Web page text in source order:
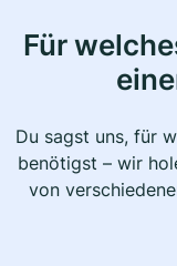
Für
Du sagst uns, für
benötigst – wir
von